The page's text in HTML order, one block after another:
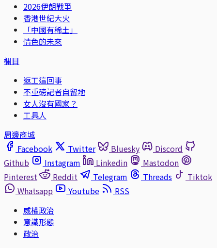
2026伊朗戰爭
香港世紀大火
「中國有稀土」
情色的未來
欄目
返工這回事
不重磅記者自留地
女人沒有國家？
工具人
周邊商城
Facebook
Twitter Bluesky
Discord
Github
Instagram Linkedin
Mastodon
Pinterest
Reddit Telegram Threads
Tiktok
Whatsapp
Youtube
RSS
威權政治
意識形態
政治